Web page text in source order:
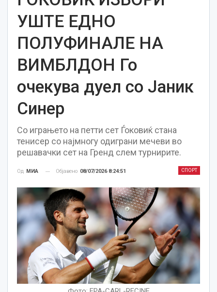
УШТЕ ЕДНО
ПОЛУФИНАЛЕ НА
ВИМБЛДОН Го
очекува дуел со Јаник
Синер
Со играњето на петти сет Ѓоковиќ стана
тенисер со најмногу одиграни мечеви во
решавачки сет на Гренд слем турнирите.
СПОРТ
Од МИА Објавено 08/07/2026 8:24:51